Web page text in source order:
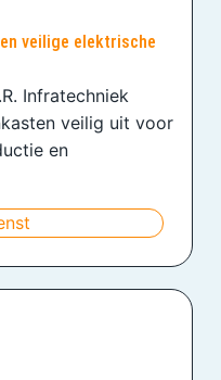
veilige elektrische
Infratechniek
veilig uit voor
en